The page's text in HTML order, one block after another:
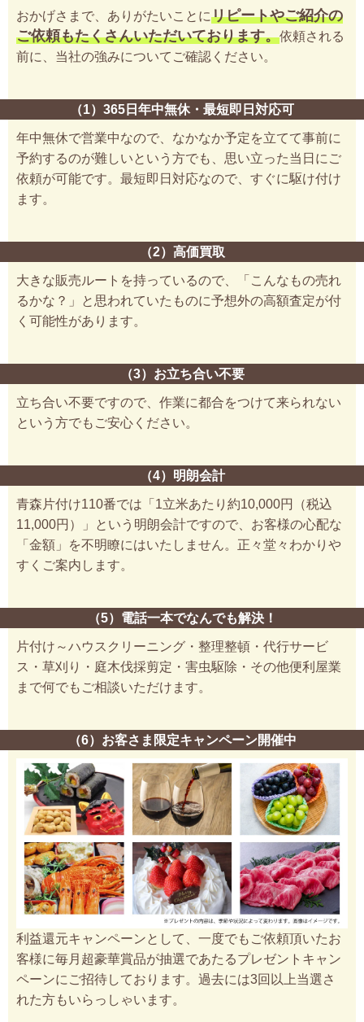
おかげさまで、ありがたいことにリピートやご紹介の
ご依頼もたくさんいただいております。依頼される
前に、当社の強みについてご確認ください。
（1）365日年中無休・最短即日対応可
年中無休で営業中なので、なかなか予定を立てて事前に
予約するのが難しいという方でも、思い立った当日にご
依頼が可能です。最短即日対応なので、すぐに駆け付け
ます。
（2）高価買取
大きな販売ルートを持っているので、「こんなもの売れ
るかな？」と思われていたものに予想外の高額査定が付
く可能性があります。
（3）お立ち合い不要
立ち合い不要ですので、作業に都合をつけて来られない
という方でもご安心ください。
（4）明朗会計
青森片付け110番では「1立米あたり約10,000円（税込
11,000円）」という明朗会計ですので、お客様の心配な
「金額」を不明瞭にはいたしません。正々堂々わかりや
すくご案内します。
（5）電話一本でなんでも解決！
片付け～ハウスクリーニング・整理整頓・代行サービ
ス・草刈り・庭木伐採剪定・害虫駆除・その他便利屋業
まで何でもご相談いただけます。
（6）お客さま限定キャンペーン開催中
利益還元キャンペーンとして、一度でもご依頼頂いたお
客様に毎月超豪華賞品が抽選であたるプレゼントキャン
ペーンにご招待しております。過去には3回以上当選さ
れた方もいらっしゃいます。